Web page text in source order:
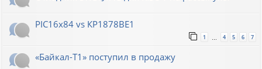
PIC16x84 vs КР1878ВЕ1
1 4 5 6 7
«Байкал-T1» поступил в продажу